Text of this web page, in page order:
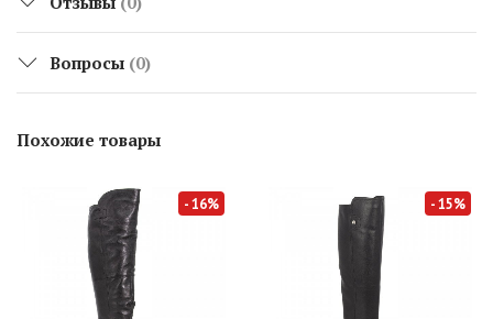
Вопросы (0)
Похожие товары
- 16% - 15%